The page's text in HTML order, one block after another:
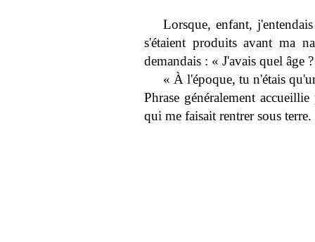
Lorsque, enfant,
s'étaient produits avant ma
demandais : « J'avais quel âge
« À l'époque, tu n'étais
Phrase généralement
qui me faisait rentrer sous terre.